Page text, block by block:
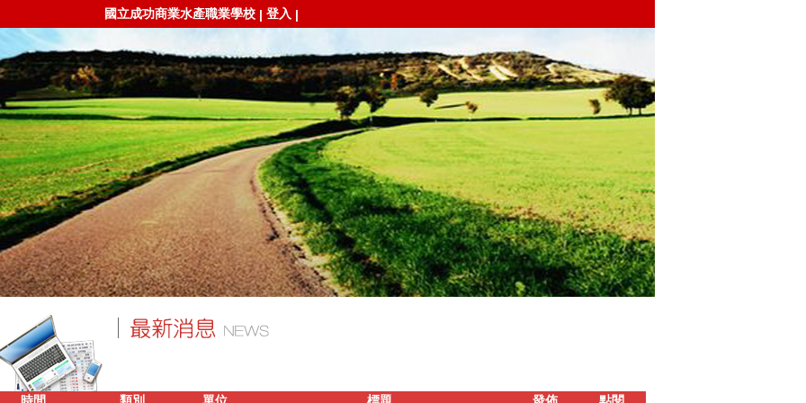
國立成功商業水產職業學校 | 登入 |